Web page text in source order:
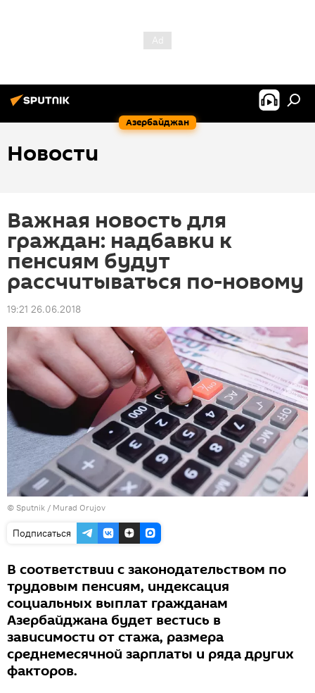
Азербайджан
Новости
Важная новость для
граждан: надбавки к
пенсиям будут
рассчитываться по-новому
19:21 26.06.2018
© Sputnik / Murad Orujov
Подписаться
В соответствии с законодательством по
трудовым пенсиям, индексация
социальных выплат гражданам
Азербайджана будет вестись в
зависимости от стажа, размера
среднемесячной зарплаты и ряда других
факторов.